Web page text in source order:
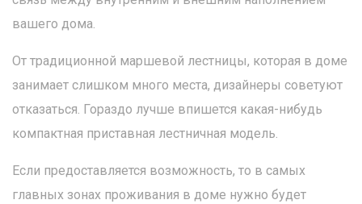
вашего дома.
От традиционной маршевой лестницы, которая в доме
занимает слишком много места, дизайнеры советуют
отказаться. Гораздо лучше впишется какая-нибудь
компактная приставная лестничная модель.
Если предоставляется возможность, то в самых
главных зонах проживания в доме нужно будет